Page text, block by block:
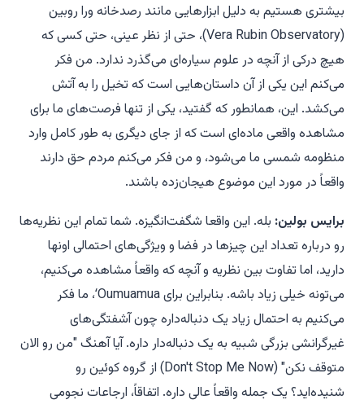
بیشتری هستیم به دلیل ابزارهایی مانند رصدخانه ورا روبین
(Vera Rubin Observatory)، حتی از نظر عینی، حتی کسی که
هیچ درکی از آنچه در علوم سیاره‌ای می‌گذرد ندارد. من فکر
می‌کنم این یکی از آن داستان‌هایی است که تخیل را به آتش
می‌کشد. این، همانطور که گفتید، یکی از تنها فرصت‌های ما برای
مشاهده واقعی ماده‌ای است که از جای دیگری به طور کامل وارد
منظومه شمسی ما می‌شود، و من فکر می‌کنم مردم حق دارند
واقعاً در مورد این موضوع هیجان‌زده باشند.
برایس بولین: بله. این واقعا شگفت‌انگیزه. شما تمام این نظریه‌ها
رو درباره تعداد این چیزها در فضا و ویژگی‌های احتمالی اونها
دارید، اما تفاوت بین نظریه و آنچه که واقعاً مشاهده می‌کنیم،
می‌تونه خیلی زیاد باشه. بنابراین برای ʻOumuamua، ما فکر
می‌کنیم به احتمال زیاد یک دنباله‌داره چون آشفتگی‌های
غیرگرانشی بزرگی شبیه به یک دنباله‌دار داره. آیا آهنگ "من رو الان
متوقف نکن" (Don't Stop Me Now) از گروه کوئین رو
شنیده‌اید؟ یک جمله واقعاً عالی داره. اتفاقاً، ارجاعات نجومی